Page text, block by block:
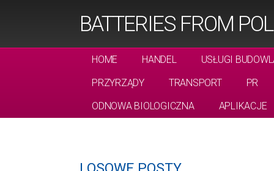
BATTERIES FROM
HOME HANDEL
USŁUGI
PRZYRZĄDY
TRANSPORT
PR
ODNOWA BIOLOGICZNA
APLIKACJE